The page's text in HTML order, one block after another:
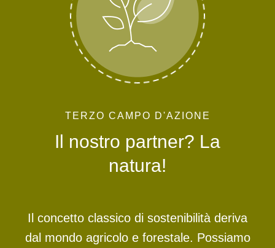
TERZO CAMPO D'AZIONE
Il nostro partner? La
natura!
Il concetto classico di sostenibilità deriva
dal mondo agricolo e forestale. Possiamo